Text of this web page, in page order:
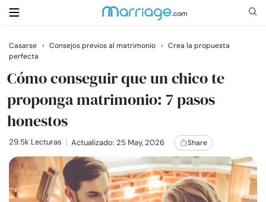
Buscar
Casarse
Relaciones
Familia
Casarse › Consejos previos al matrimonio › Crea la propuesta
perfecta
Cómo conseguir que un chico te
proponga matrimonio: 7 pasos
honestos
29.5k Lecturas Actualizado: 25 May, 2026 Share